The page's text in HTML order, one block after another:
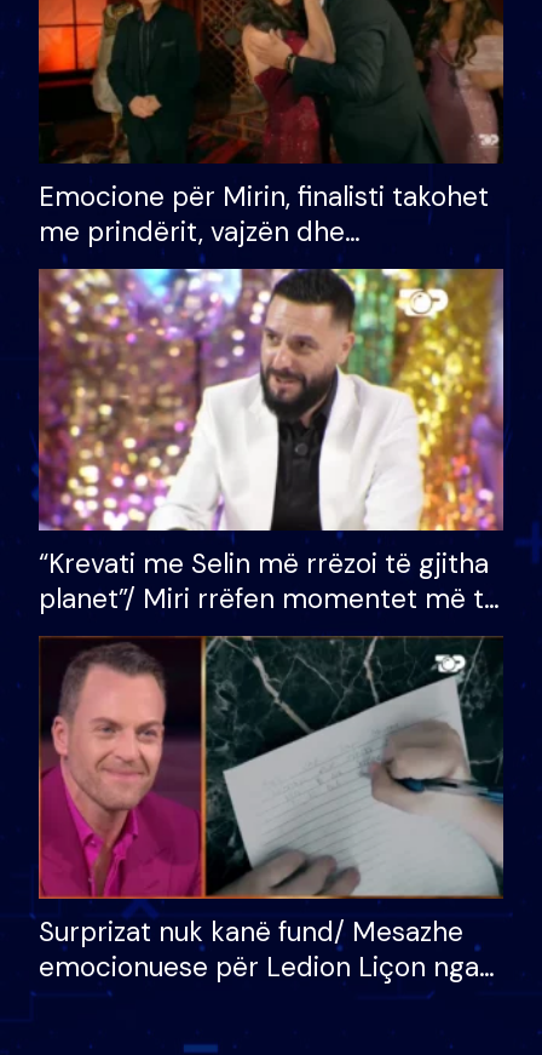
Emocione për Mirin, finalisti takohet
me prindërit, vajzën dhe
bashkëshorten: S’kemi ndonjë letër
divorci apo jo?
“Krevati me Selin më rrëzoi të gjitha
planet”/ Miri rrëfen momentet më të
bukura në shtëpinë e BB VIP: Do më
mungojë zilja e mëngjesit kur…
Surprizat nuk kanë fund/ Mesazhe
emocionuese për Ledion Liçon nga
nëna dhe fëmijët e tij, moderatori
nuk i mban dot lotët: Nuk meritoj…